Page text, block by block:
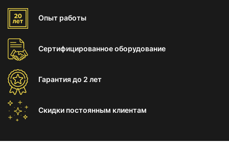
Опыт работы
Сертифицированноеоборудование
Гарантиядо 2 лет
Скидки постоянным клиентам